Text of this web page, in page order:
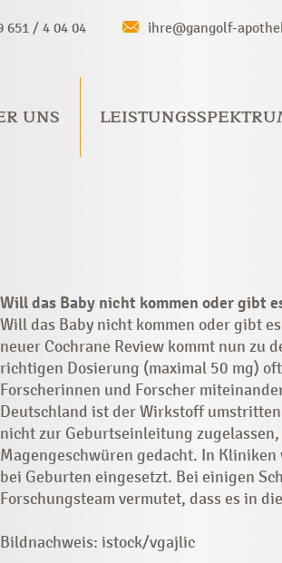
651 / 4 04 04 ihre@gangolf-
UNS
Will das Baby nicht kommen oder gibt
Will das Baby nicht kommen oder gibt
neuer Cochrane Review kommt nun zu
richtigen Dosierung (maximal 50 mg)
Forscherinnen und Forscher
Deutschland ist der Wirkstoff
nicht zur Geburtseinleitung
Magengeschwüren gedacht. In
bei Geburten eingesetzt. Bei einigen
Forschungsteam vermutet, dass es in
Bildnachweis: istock/vgajlic